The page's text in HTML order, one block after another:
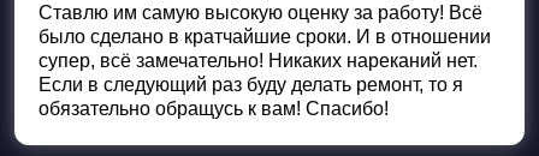
Ставлю им самую высокую оценку за работу! Всё
было сделано в кратчайшие сроки. И в отношении
супер, всё замечательно! Никаких нареканий нет.
Если в следующий раз буду делать ремонт, то я
обязательно обращусь к вам! Спасибо!